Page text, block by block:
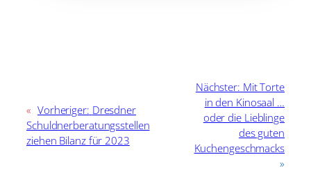
« Vorheriger: Dresdner
Schuldnerberatungsstellen
ziehen Bilanz für 2023
Nächster: Mit Torte
in den Kinosaal …
oder die Lieblinge
des guten
Kuchengeschmacks
»